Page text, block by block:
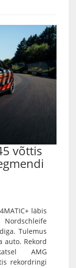
võttis
läbis
Tulemus
auto. Rekord
AMG
rekordringi